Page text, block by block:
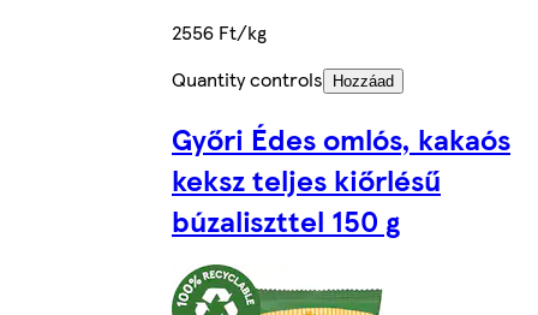
2556 Ft/kg
Quantity controls
Hozzáad
Győri Édes omlós, kakaós
keksz teljes kiőrlésű
búzaliszttel 150 g